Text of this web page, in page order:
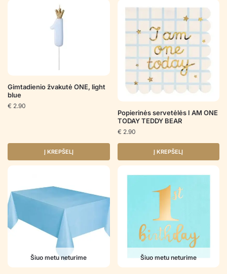
Gimtadienio žvakutė ONE, light
blue
€ 2.90
Į KREPŠELĮ
Popierinės servetėlės I AM ONE
TODAY TEDDY BEAR
€ 2.90
Į KREPŠELĮ
Šiuo metu neturime Šiuo metu neturime